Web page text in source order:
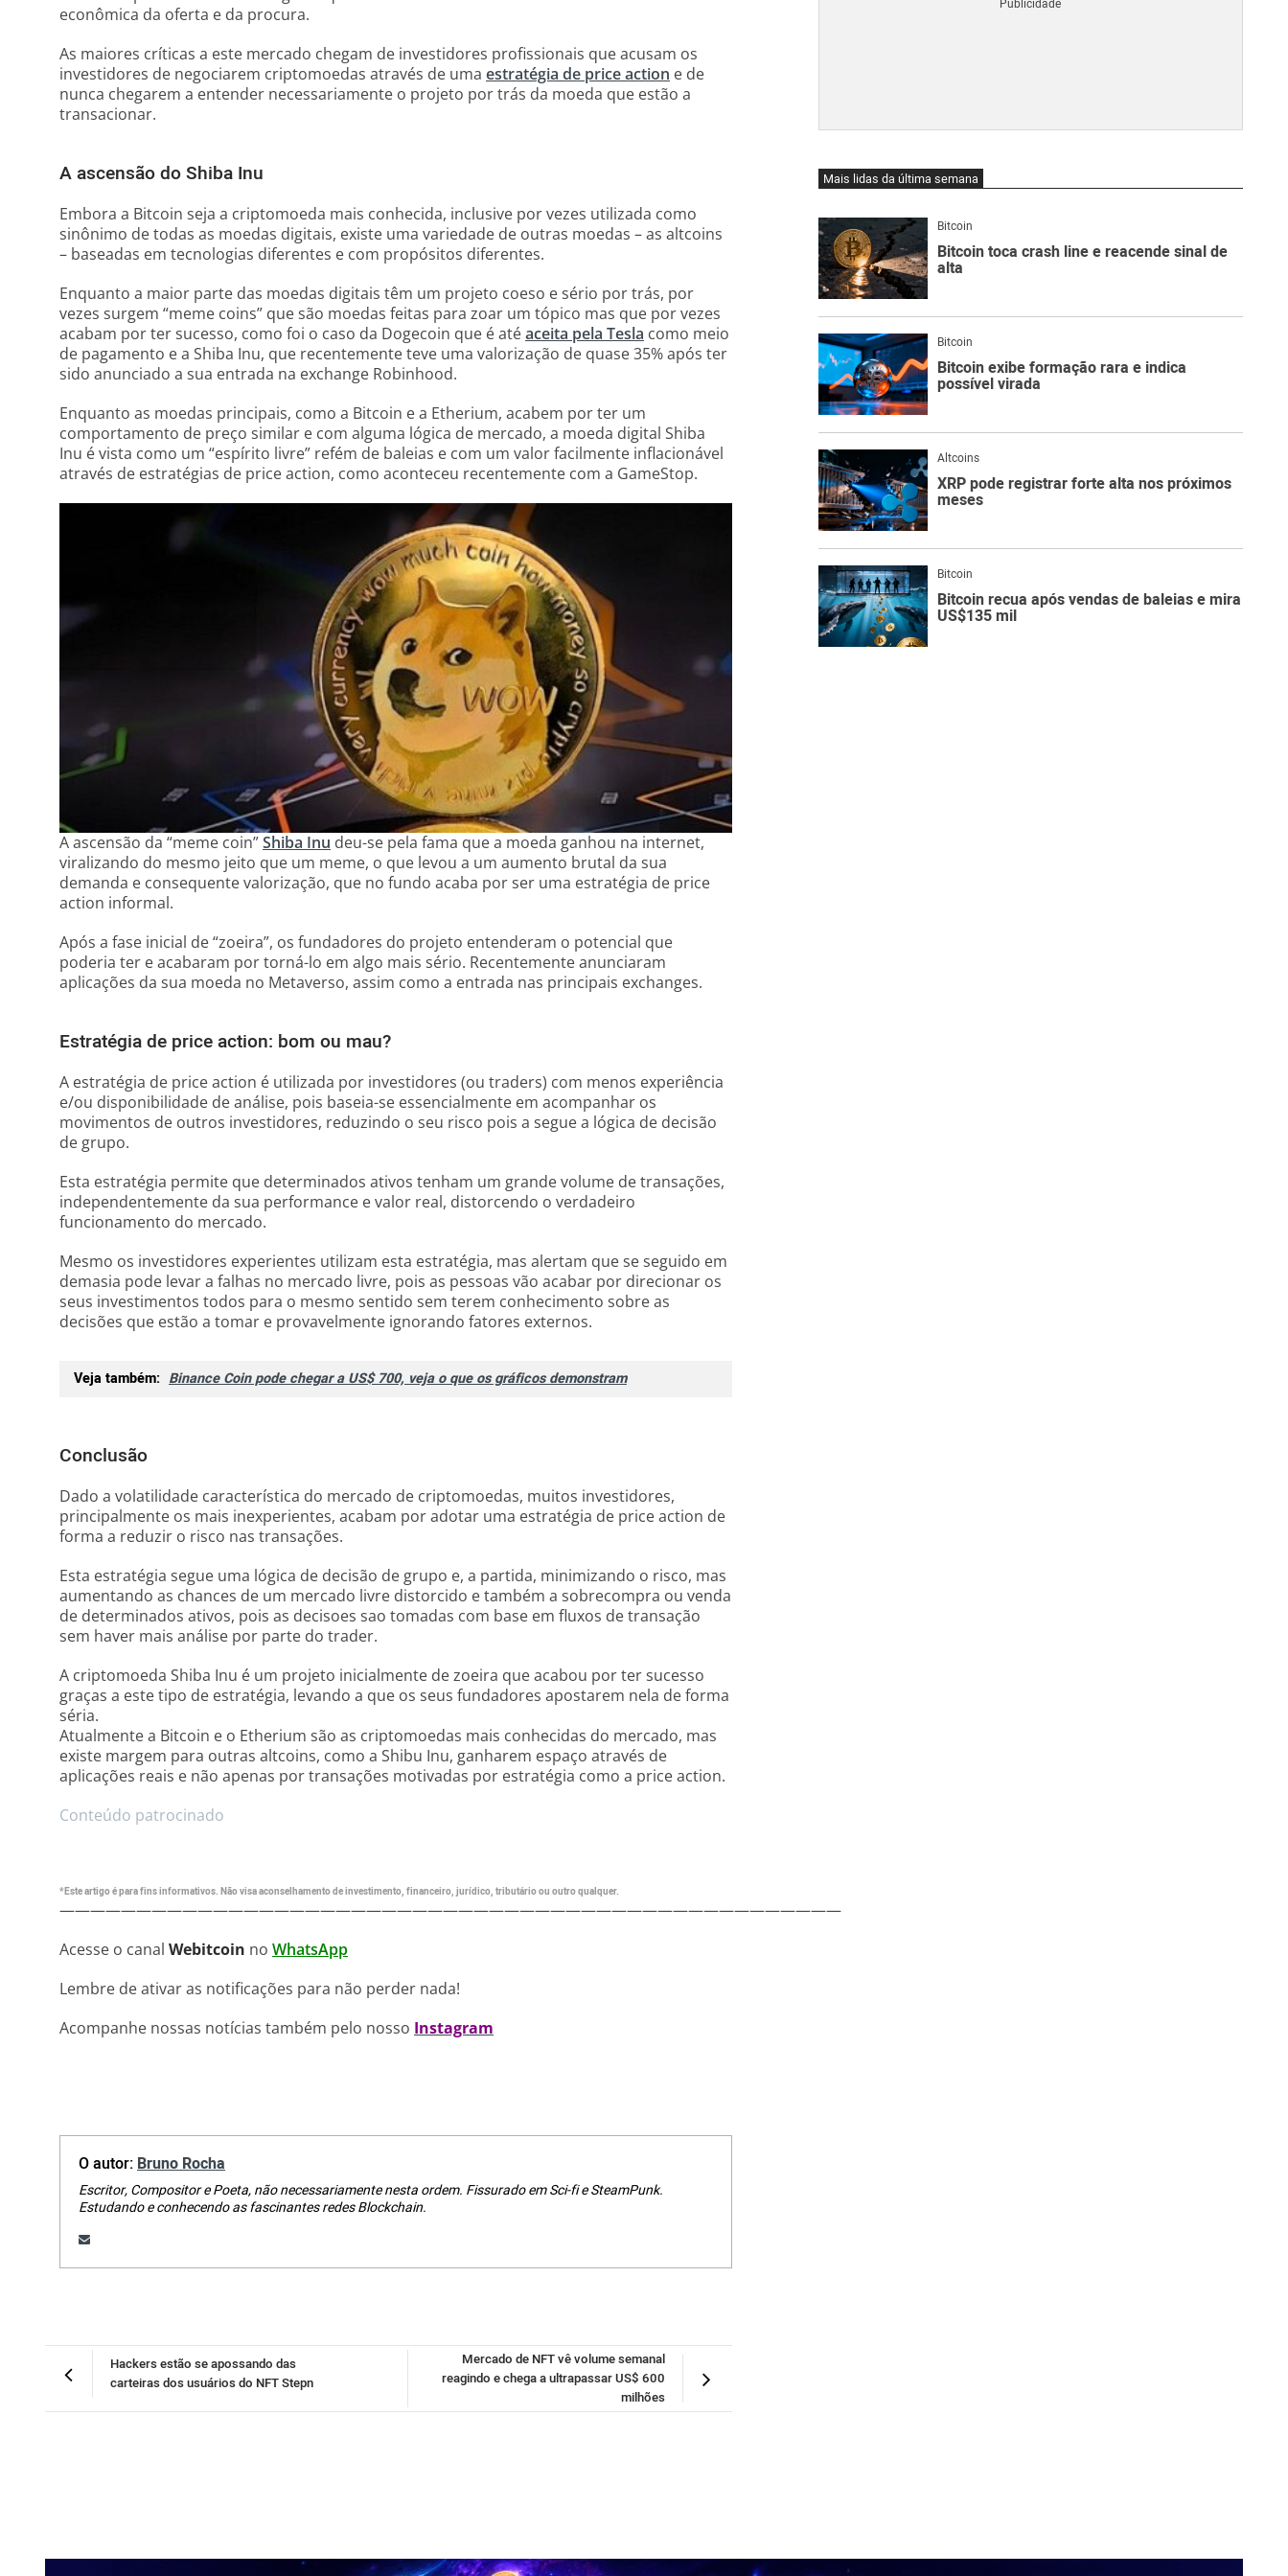
econômica da oferta e da procura.
As maiores críticas a este mercado chegam de investidores profissionais que acusam os
investidores de negociarem criptomoedas através de uma estratégia de price action e de
nunca chegarem a entender necessariamente o projeto por trás da moeda que estão a
transacionar.
A ascensão do Shiba Inu
Embora a Bitcoin seja a criptomoeda mais conhecida, inclusive por vezes utilizada como
sinônimo de todas as moedas digitais, existe uma variedade de outras moedas – as altcoins
– baseadas em tecnologias diferentes e com propósitos diferentes.
Enquanto a maior parte das moedas digitais têm um projeto coeso e sério por trás, por
vezes surgem “meme coins” que são moedas feitas para zoar um tópico mas que por vezes
acabam por ter sucesso, como foi o caso da Dogecoin que é atéaceita pela Tesla como meio
de pagamento e a Shiba Inu, que recentemente teve uma valorização de quase 35% após ter
sido anunciado a sua entrada na exchange Robinhood.
Enquanto as moedas principais, como a Bitcoin e a Etherium, acabem por ter um
comportamento de preço similar e com alguma lógica de mercado, a moeda digital Shiba
Inu é vista como um “espírito livre” refém de baleias e com um valor facilmente inflacionável
através de estratégias de price action, como aconteceu recentemente com a GameStop.
A ascensão da “meme coin”Shiba Inu deu-se pela fama que a moeda ganhou na internet,
viralizando do mesmo jeito que um meme, o que levou a um aumento brutal da sua
demanda e consequente valorização, que no fundo acaba por ser uma estratégia de price
action informal.
Após a fase inicial de “zoeira”, os fundadores do projeto entenderam o potencial que
poderia ter e acabaram por torná-lo em algo mais sério. Recentemente anunciaram
aplicações da sua moeda no Metaverso, assim como a entrada nas principais exchanges.
Estratégia de price action: bom ou mau?
A estratégia de price action é utilizada por investidores (ou traders) com menos experiência
e/ou disponibilidade de análise, pois baseia-se essencialmente em acompanhar os
movimentos de outros investidores, reduzindo o seu risco pois a segue a lógica de decisão
de grupo.
Esta estratégia permite que determinados ativos tenham um grande volume de transações,
independentemente da sua performance e valor real, distorcendo o verdadeiro
funcionamento do mercado.
Mesmo os investidores experientes utilizam esta estratégia, mas alertam que se seguido em
demasia pode levar a falhas no mercado livre, pois as pessoas vão acabar por direcionar os
seus investimentos todos para o mesmo sentido sem terem conhecimento sobre as
decisões que estão a tomar e provavelmente ignorando fatores externos.
Veja também: Binance Coin pode chegar a US$ 700, veja o que os gráficos demonstram
Conclusão
Dado a volatilidade característica do mercado de criptomoedas, muitos investidores,
principalmente os mais inexperientes, acabam por adotar uma estratégia de price action de
forma a reduzir o risco nas transações.
Esta estratégia segue uma lógica de decisão de grupo e, a partida, minimizando o risco, mas
aumentando as chances de um mercado livre distorcido e também a sobrecompra ou venda
de determinados ativos, pois as decisoes sao tomadas com base em fluxos de transação
sem haver mais análise por parte do trader.
A criptomoeda Shiba Inu é um projeto inicialmente de zoeira que acabou por ter sucesso
graças a este tipo de estratégia, levando a que os seus fundadores apostarem nela de forma
séria.
Atualmente a Bitcoin e o Etherium são as criptomoedas mais conhecidas do mercado, mas
existe margem para outras altcoins, como a Shibu Inu, ganharem espaço através de
aplicações reais e não apenas por transações motivadas por estratégia como a price action.
Conteúdo patrocinado
*Este artigo é para fins informativos. Não visa aconselhamento de investimento, financeiro, jurídico, tributário ou outro qualquer.
———————————————————————————————————————————————————
Acesse o canal Webitcoin no WhatsApp
Lembre de ativar as notificações para não perder nada!
Acompanhe nossas notícias também pelo nosso Instagram
O autor:Bruno Rocha
Escritor, Compositor e Poeta, não necessariamente nesta ordem. Fissurado em Sci-fi e SteamPunk.
Estudando e conhecendo as fascinantes redes Blockchain.
Mercado de NFT vê volume semanal
reagindo e chega a ultrapassar US$ 600
milhões
Hackers estão se apossando das
carteiras dos usuários do NFT Stepn
Mais lidas da última semana
Bitcoin
Bitcoin toca crash line e reacende sinal de
alta
Bitcoin
Bitcoin exibe formação rara e indica
possível virada
Altcoins
XRP pode registrar forte alta nos próximos
meses
Bitcoin
Bitcoin recua após vendas de baleias e mira
US$135 mil